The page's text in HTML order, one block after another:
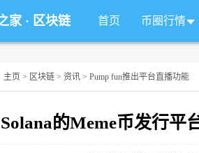
家· 区块链 首页 币圈行情
主页 > 区块链 > 资讯 > Pump fun推出平台直播功能
Solana的Meme币发行平